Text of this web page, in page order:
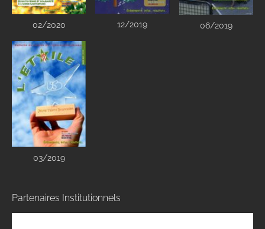
02/2020 12/2019 06/2019
03/2019
Partenaires Institutionnels